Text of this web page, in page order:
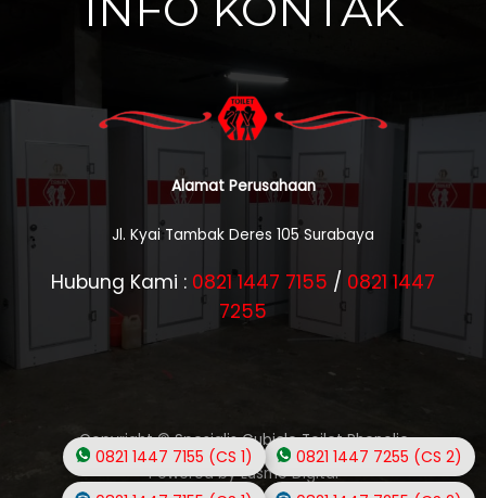
Alamat Perusahaan
Jl. Kyai Tambak Deres 105 Surabaya
0821 1447 7255 (CS 2)
0821 1447 7155 (CS 1)
Hubung Kami : 0821 1447 7155 / 0821 1447
7255
Copyright © Spesialis Cubicle Toilet Phenolic
Powered by Lusmo Digital